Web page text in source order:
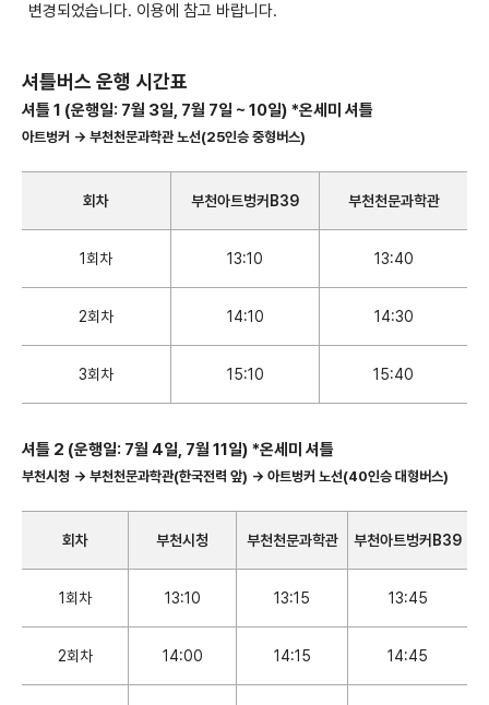
변경되었습니다. 이용에 참고 바랍니다.
셔틀버스 운행 시간표
셔틀 1 (운행일: 7월 3일, 7월 7일 ~ 10일) *온세미 셔틀
아트벙커 → 부천천문과학관 노선(25인승 중형버스)
회차 부천아트벙커B39 부천천문과학관
1회차 13:10 13:40
2회차 14:10 14:30
3회차 15:10 15:40
셔틀 2 (운행일: 7월 4일, 7월 11일) *온세미 셔틀
부천시청 → 부천천문과학관(한국전력 앞) → 아트벙커 노선(40인승 대형버스)
회차 부천시청 부천천문과학관 부천아트벙커B39
1회차 13:10 13:15 13:45
2회차 14:00 14:15 14:45